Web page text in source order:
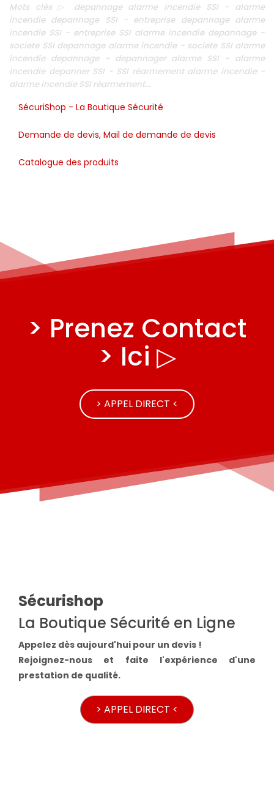
Mots clés ▷ depannage alarme incendie SSI - alarme
incendie depannage SSI - entreprise depannage alarme
incendie SSI - entreprise SSI alarme incendie depannage -
societe SSI depannage alarme incendie - societe SSI alarme
incendie depannage - depannager alarme SSI - alarme
incendie depanner SSI - SSI réarmement alarme incendie -
alarme incendie SSI réarmement...
SécuriShop - La Boutique Sécurité
Demande de devis, Mail de demande de devis
Catalogue des produits
> Prenez Contact
> Ici ▷
> APPEL DIRECT <
Sécurishop
La Boutique Sécurité en Ligne
Appelez dès aujourd'hui pour un devis !
Rejoignez-nous et faite l'expérience d'une
prestation de qualité.
> APPEL DIRECT <